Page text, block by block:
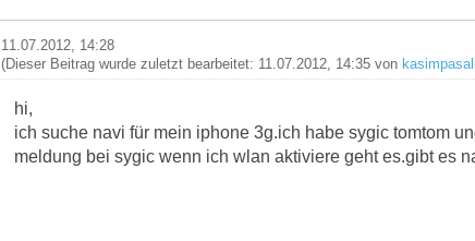
11.07.2012, 14:28
(Dieser Beitrag wurde zuletzt bearbeitet: 11.07.2012, 14:35 von kasimpasali
hi,
ich suche navi für mein iphone 3g.ich habe sygic tomtom
meldung bei sygic wenn ich wlan aktiviere geht es.gibt es